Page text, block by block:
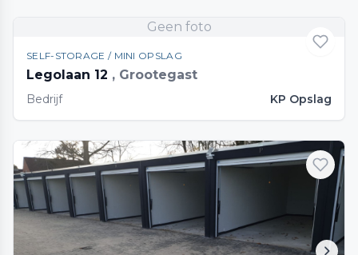
Geen foto
SELF-STORAGE / MINI OPSLAG
Legolaan 12 , Grootegast
Bedrijf KP Opslag